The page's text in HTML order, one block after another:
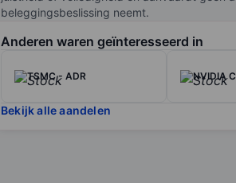
aflatende vraag naar rekencapaciteit.
ASML Holding NV is genoteerd aan Euronext
beleggingsbeslissing neemt.
Anderen waren geïnteresseerd in
TSMC - ADR NVIDIA
Bekijk alle aandelen